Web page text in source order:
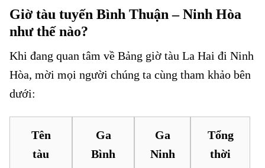
Giờ tàu tuyến Bình Thuận – Ninh Hòa
như thế nào?
Khi đang quan tâm về Bảng giờ tàu La Hai đi Ninh
Hòa, mời mọi người chúng ta cùng tham khảo bên
dưới:
Tên
tàu
Ga
Bình
Ga
Ninh
Tổng
thời